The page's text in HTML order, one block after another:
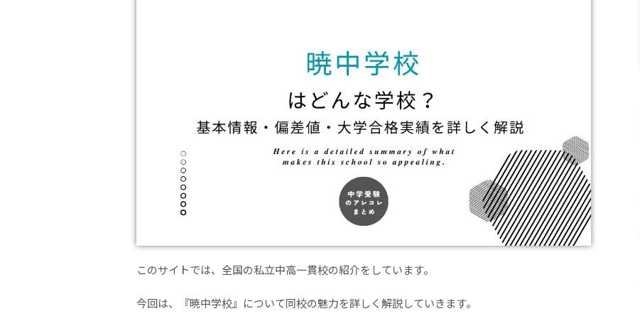
このサイトでは、全国の私立中高一貫校の紹介をしています。
今回は、『暁中学校』について同校の魅力を詳しく解説していきます。